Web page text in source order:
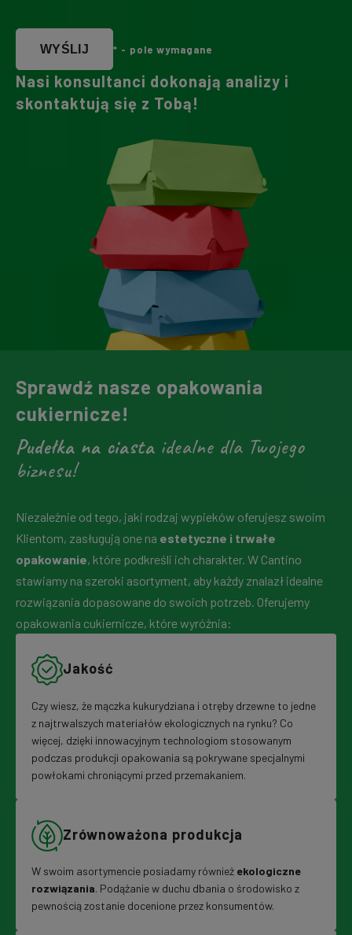
WYŚLIJ * - pole wymagane
Nasi konsultanci dokonają analizy i
skontaktują się z Tobą!
Sprawdź nasze opakowania
cukiernicze!
Pudełka na ciasta idealne dla Twojego
biznesu!
Niezależnie od tego, jaki rodzaj wypieków oferujesz swoim
Klientom, zasługują one na estetyczne i trwałe
opakowanie, które podkreśli ich charakter. W Cantino
stawiamy na szeroki asortyment, aby każdy znalazł idealne
rozwiązania dopasowane do swoich potrzeb. Oferujemy
opakowania cukiernicze, które wyróżnia:
Jakość
Czy wiesz, że mączka kukurydziana i otręby drzewne to jedne
z najtrwalszych materiałów ekologicznych na rynku? Co
więcej, dzięki innowacyjnym technologiom stosowanym
podczas produkcji opakowania są pokrywane specjalnymi
powłokami chroniącymi przed przemakaniem.
Zrównoważona produkcja
W swoim asortymencie posiadamy również ekologiczne
rozwiązania. Podążanie w duchu dbania o środowisko z
pewnością zostanie docenione przez konsumentów.